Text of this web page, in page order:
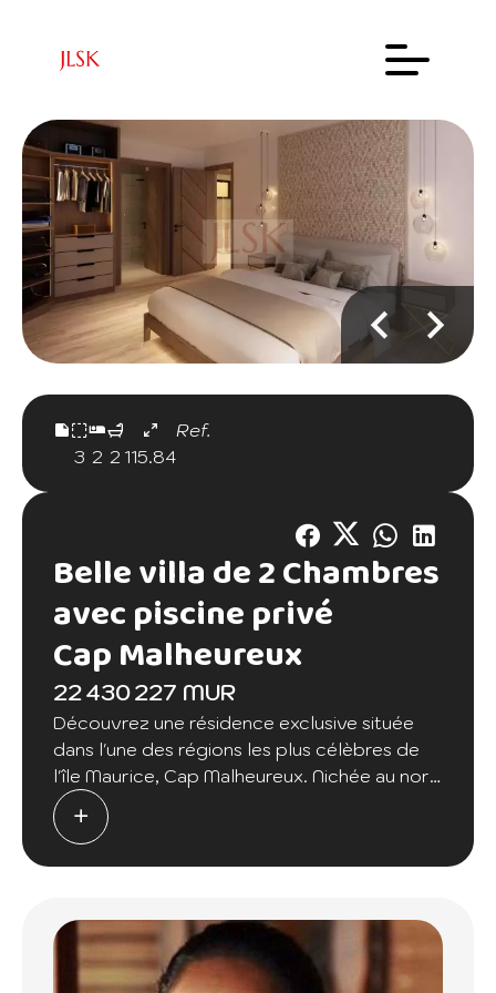
3 2 2 115.84
Ref.
Belle villa de 2 Chambres
avec piscine privé
Cap Malheureux
22 430 227 MUR
Découvrez une résidence exclusive située
dans l'une des régions les plus célèbres de
l'île Maurice, Cap Malheureux. Nichée au nord
de l'île, cette superbe villa en bord de mer
offre une expérience de vie exceptionnelle.
d'un paysage tropical luxuriant. Au rez-de-
chaussée, vous serez accueilli par un porche
élégant, un hall d'entrée invitant et un